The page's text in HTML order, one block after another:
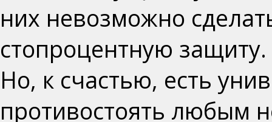
них невозможно
стопроцентную защиту.
Но, к счастью, есть
противостоять любым